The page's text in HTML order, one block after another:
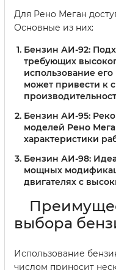
Для Рено Меган
Основные из них:
Бензин АИ-92:
требующих
использование
может привести к
Бензин АИ-95:
моделей Рено
характеристики
Бензин АИ-98:
мощных
двигателях с
выбора
Использование
числом приносит